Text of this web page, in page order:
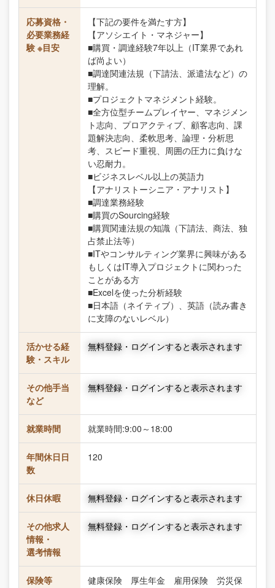
応募資格・
必要業務経
験 ※目安
【下記の要件を満たす方】
【アソシエイト・マネジャー】
■購買・調達経験7年以上（IT業界であれ
ば尚よい）
■調達関連法規（下請法、派遣法など）の
理解。
■プロジェクトマネジメント経験。
■全方位型チームプレイヤー、マネジメン
ト志向、プロアクティブ、顧客志向、課
題解決志向、柔軟思考、論理・分析思
考、スピード重視、周囲の圧力に負けな
い忍耐力。
■ビジネスレベル以上の英語力
【アナリストーシニア・アナリスト】
■調達業務経験
■購買のSourcing経験
■購買関連法規の知識（下請法、商法、独
占禁止法等）
■ITやコンサルティング業界に興味がある
もしくはIT導入プロジェクトに関わった
ことがある方
■Excelを使った分析経験
■日本語（ネイティブ）、英語（読み書き
に支障のないレベル）
活かせる経
験・スキル
無料登録・ログインすると表示されます
その他手当
など
無料登録・ログインすると表示されます
就業時間 就業時間:9:00～18:00
年間休日日
数
120
休日休暇 無料登録・ログインすると表示されます
その他求人
情報・
選考情報
無料登録・ログインすると表示されます
保険等
健康保険 厚生年金 雇用保険 労災保